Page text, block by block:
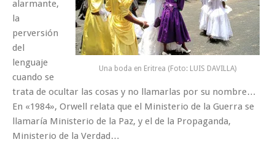
Una boda en Eritrea (Foto: LUIS DAVILLA)
alarmante,
la
perversión
del
lenguaje
cuando se
trata de ocultar las cosas y no llamarlas por su nombre…
En «1984», Orwell relata que el Ministerio de la Guerra se
llamaría Ministerio de la Paz, y el de la Propaganda,
Ministerio de la Verdad…